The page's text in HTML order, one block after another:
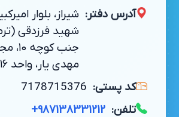
آدرس دفتر: شیراز، بلوار
شهید فرزدقی
جنب
مهدی یار، واحد ۱۶
کد پستی: 7178715376
تلفن: +987138331212